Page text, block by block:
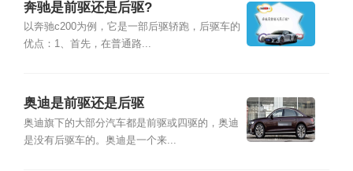
奔驰是前驱还是后驱?
以奔驰c200为例，它是一部后驱轿跑，后驱车的
优点：1、首先，在普通路...
奥迪是前驱还是后驱
奥迪旗下的大部分汽车都是前驱或四驱的，奥迪
是没有后驱车的。奥迪是一个来...